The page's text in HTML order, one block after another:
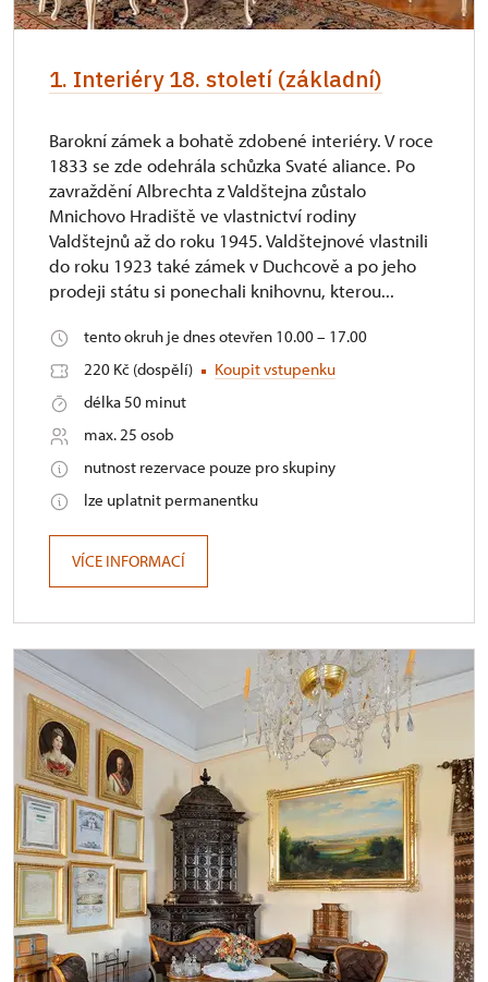
1. Interiéry 18. století (základní)
Barokní zámek a bohatě zdobené interiéry. V roce
1833 se zde odehrála schůzka Svaté aliance. Po
zavraždění Albrechta z Valdštejna zůstalo
Mnichovo Hradiště ve vlastnictví rodiny
Valdštejnů až do roku 1945. Valdštejnové vlastnili
do roku 1923 také zámek v Duchcově a po jeho
prodeji státu si ponechali knihovnu, kterou...
tento okruh je dnes otevřen 10.00 – 17.00
220 Kč (dospělí)
Koupit vstupenku
délka 50 minut
max. 25 osob
nutnost rezervace pouze pro skupiny
lze uplatnit permanentku
VÍCE INFORMACÍ